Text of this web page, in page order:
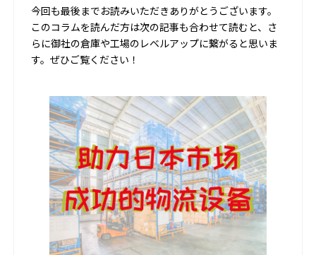
今回も最後までお読みいただきありがとうございます。
このコラムを読んだ方は次の記事も合わせて読むと、さ
らに御社の倉庫や工場のレベルアップに繋がると思いま
す。ぜひご覧ください！